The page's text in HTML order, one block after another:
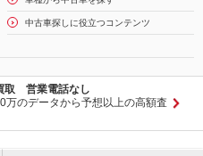
中古車探しに役立つコンテンツ
取 営業電話なし
万のデータから予想以上の高額査